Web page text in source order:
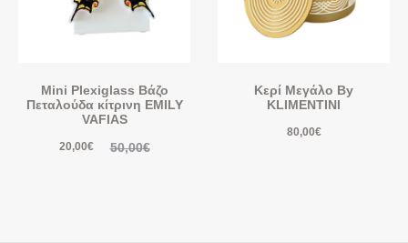
Mini Plexiglass Βάζο
Πεταλούδα κίτρινη EMILY
VAFIAS
50,00€
20,00€
Κερί Μεγάλο By
KLIMENTINI
80,00€